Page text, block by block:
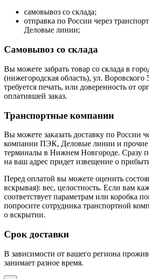
самовывоз со склада;
отправка по России через
Деловые линии;
Самовывоз со склада
Вы можете забрать товар со склада в
(нижегородская область), ул.
требуется печать, или доверенность от
оплатившей заказ.
Транспортные компании
Вы можете заказать доставку по России
компании ПЭК, Деловые линии и
терминалы в Нижнем Новгороде. Сразу
на ваш адрес придет извещение о
Перед оплатой вы можете оценить
вскрывая): вес, целостность. Если вам
соответствует параметрам или коробка
попросите сотрудника транспортной
о вскрытии.
Срок доставки
В зависимости от вашего региона
занимает разное время.